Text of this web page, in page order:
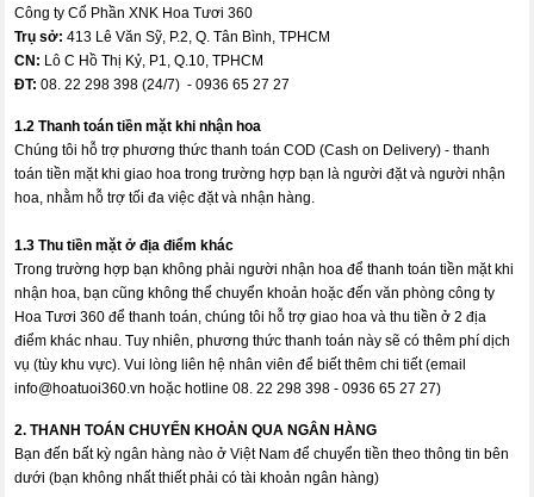
Công ty Cổ Phần XNK Hoa Tươi 360
Trụ sở: 413 Lê Văn Sỹ, P.2, Q. Tân Bình, TPHCM
CN: Lô C Hồ Thị Kỷ, P1, Q.10, TPHCM
ĐT: 08. 22 298 398 (24/7) - 0936 65 27 27
1.2 Thanh toán tiền mặt khi nhận hoa
Chúng tôi hỗ trợ phương thức thanh toán COD (Cash on Delivery) - thanh
toán tiền mặt khi giao hoa trong trường hợp bạn là người đặt và người nhận
hoa, nhằm hỗ trợ tối đa việc đặt và nhận hàng.
1.3 Thu tiền mặt ở địa điểm khác
Trong trường hợp bạn không phải người nhận hoa để thanh toán tiền mặt khi
nhận hoa, bạn cũng không thể chuyển khoản hoặc đến văn phòng công ty
Hoa Tươi 360 để thanh toán, chúng tôi hỗ trợ giao hoa và thu tiền ở 2 địa
điểm khác nhau. Tuy nhiên, phương thức thanh toán này sẽ có thêm phí dịch
vụ (tùy khu vực). Vui lòng liên hệ nhân viên để biết thêm chi tiết (email
info@hoatuoi360.vn hoặc hotline 08. 22 298 398 - 0936 65 27 27)
2. THANH TOÁN CHUYỂN KHOẢN QUA NGÂN HÀNG
Bạn đến bất kỳ ngân hàng nào ở Việt Nam để chuyển tiền theo thông tin bên
dưới (bạn không nhất thiết phải có tài khoản ngân hàng)